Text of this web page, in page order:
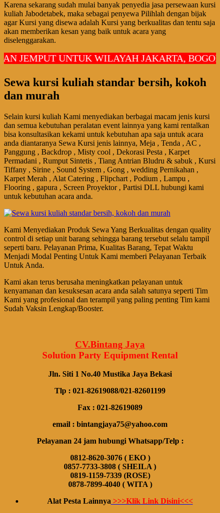
Karena sekarang sudah mulai banyak penyedia jasa persewaan kursi
kuliah Jabodetabek, maka sebagai penyewa Pilihlah dengan bijak
agar Kursi yang disewa adalah Kursi yang berkualitas dan tentu saja
akan memberikan kesan yang baik untuk acara yang
diselenggarakan.
UNTUK WILAYAH JAKARTA, BOGOR,
Sewa kursi kuliah standar bersih, kokoh
dan murah
Selain kursi kuliah Kami menyediakan berbagai macam jenis kursi
dan semua kebutuhan peralatan event lainnya yang kami rentalkan
bisa konsultasikan kekami untuk kebutuhan apa saja untuk acara
anda diantaranya Sewa Kursi jenis lainnya, Meja , Tenda , AC ,
Panggung , Backdrop , Misty cool , Dekorasi Pesta , Karpet
Permadani , Rumput Sintetis , Tiang Antrian Bludru & sabuk , Kursi
Tiffany , Sirine , Sound System , Gong , wedding Pernikahan ,
Karpet Merah , Alat Catering , Flipchart , Podium , Lampu ,
Flooring , gapura , Screen Proyektor , Partisi DLL hubungi kami
untuk kebutuhan acara anda.
Kami Menyediakan Produk Sewa Yang Berkualitas dengan quality
control di setiap unit barang sehingga barang tersebut selalu tampil
seperti baru. Pelayanan Prima, Kualitas Barang, Tepat Waktu
Menjadi Modal Penting Untuk Kami memberi Pelayanan Terbaik
Untuk Anda.
Kami akan terus berusaha meningkatkan pelayanan untuk
kenyamanan dan kesuksesan acara anda salah satunya seperti Tim
Kami yang profesional dan terampil yang paling penting Tim kami
Sudah Vaksin Lengkap/Booster.
CV.Bintang Jaya
Solution Party Equipment Rental
Jln. Siti 1 No.40 Mustika Jaya Bekasi
Tlp : 021-82619088/021-82601199
Fax : 021-82619089
email : bintangjaya75@yahoo.com
Pelayanan 24 jam hubungi Whatsapp/Telp :
0812-8620-3076 ( EKO )
0857-7733-3808 ( SHEILA )
0819-1159-7339 (ROSE)
0878-7899-4040 ( WITA )
Alat Pesta Lainnya>>>Klik Link Disini<<<